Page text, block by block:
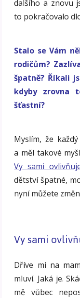
dalšího a znovu
to pokračovalo
Stalo se Vám
rodičům?
špatně? Říkali
kdyby zrovna
šťastní?
Myslím, že
a měl takové
Vy sami
dětství špatné,
nyní můžete
Vy sami
Dříve mi na
mluví. Jaká je.
mě vůbec